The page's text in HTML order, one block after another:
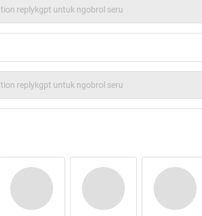
Cewek gan naek Bis ini, Cakep Abis gan
sekilas kayak Mikha Tambayong gan
: tapi
gitu.., dilihat dari penampilannya kayaknya
replykgpt untuk ngobrol seru
replykgpt untuk ngobrol seru